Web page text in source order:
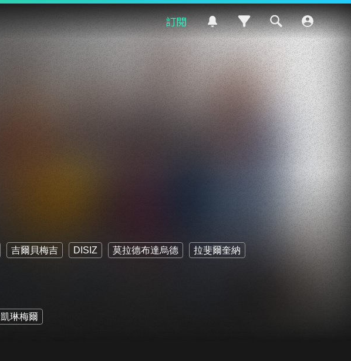
訂閱
吉爾貝梅吉 DISIZ 莫拉德布達烏德
拉斐爾奎納
凱琳梅爾